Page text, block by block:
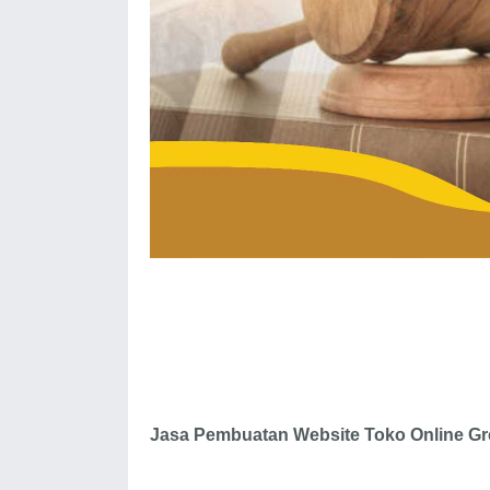
Jasa Pembuatan Website Toko Online